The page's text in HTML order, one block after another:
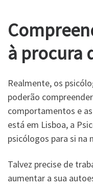
à procura
Realmente, os
poderão
comportamentos e
está em Lisboa, a
psicólogos para si na
Talvez precise de
aumentar a sua